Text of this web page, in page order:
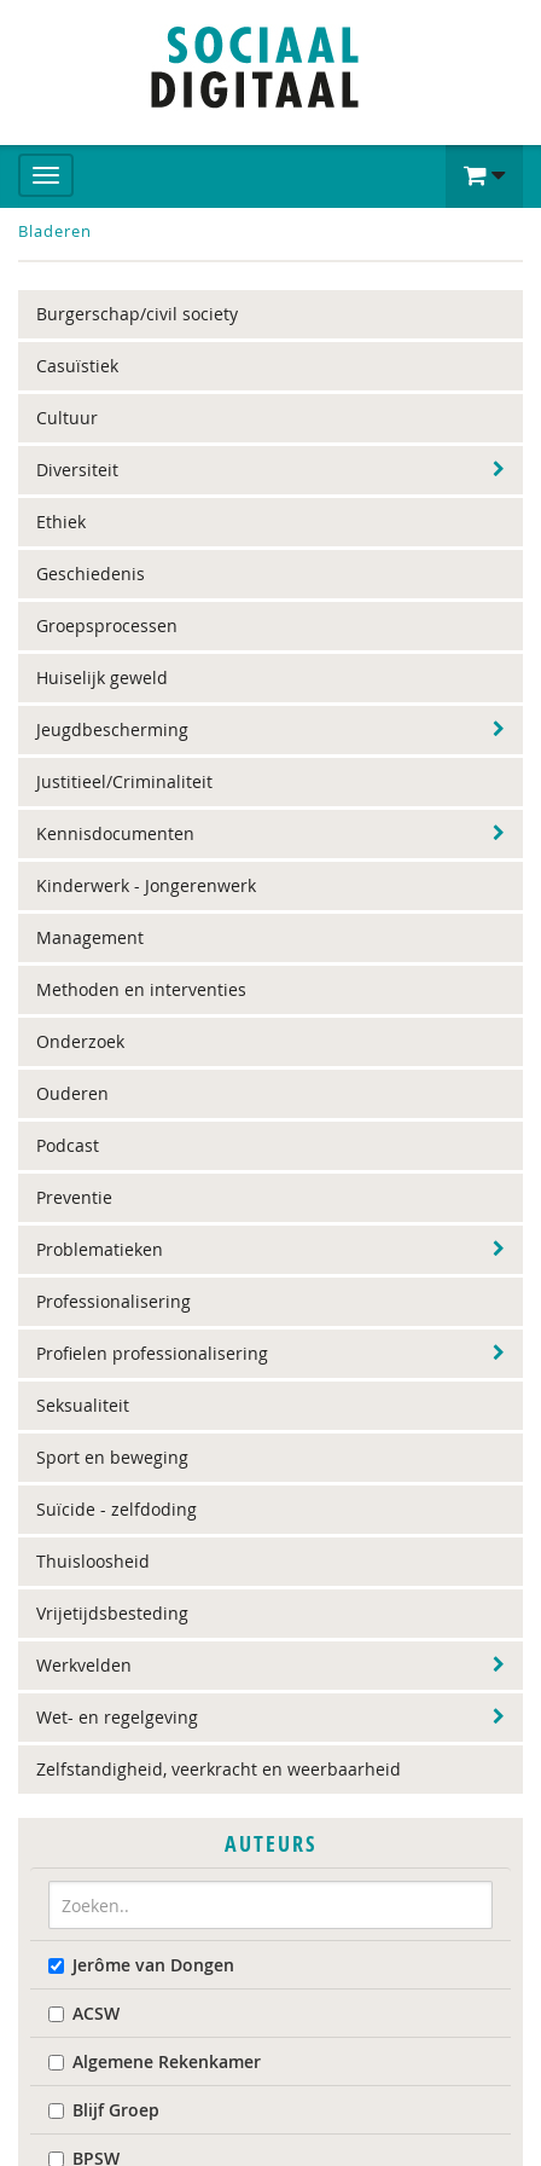
Bladeren
Burgerschap/civil society
Casuïstiek
Cultuur
Diversiteit
Ethiek
Geschiedenis
Groepsprocessen
Huiselijk geweld
Jeugdbescherming
Justitieel/Criminaliteit
Kennisdocumenten
Kinderwerk - Jongerenwerk
Management
Methoden en interventies
Onderzoek
Ouderen
Podcast
Preventie
Problematieken
Professionalisering
Profielen professionalisering
Seksualiteit
Sport en beweging
Suïcide - zelfdoding
Thuisloosheid
Vrijetijdsbesteding
Werkvelden
Wet- en regelgeving
Zelfstandigheid, veerkracht en weerbaarheid
AUTEURS
Jerôme van Dongen
ACSW
Algemene Rekenkamer
Blijf Groep
BPSW